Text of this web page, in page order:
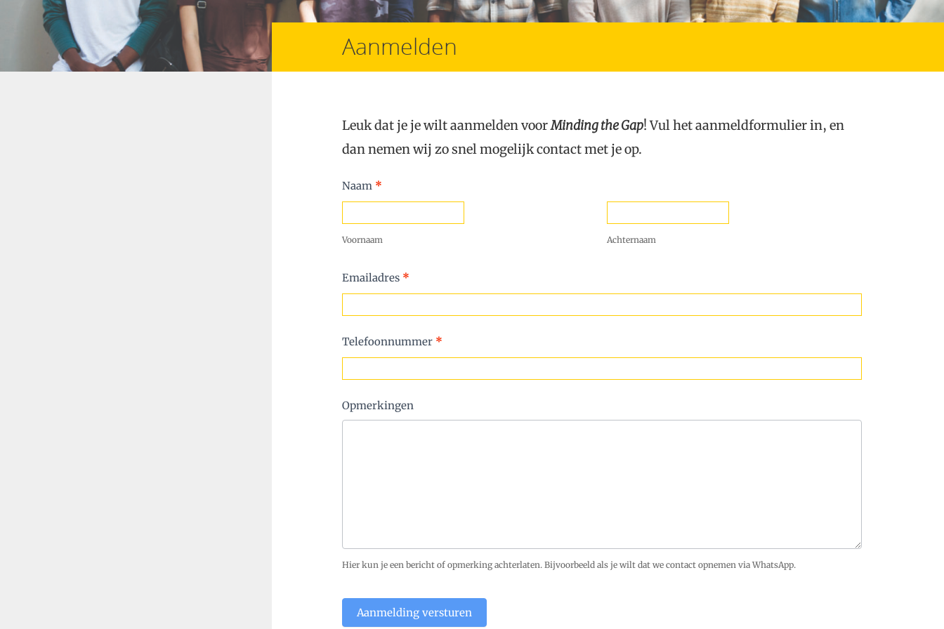
Aanmelden
Leuk dat je je wilt aanmelden voorMinding the Gap! Vul het aanmeldformulier in, en
dan nemen wij zo snel mogelijk contact met je op.
Aanmelden
Naam *
Voornaam Achternaam
Emailadres *
Telefoonnummer *
Opmerkingen
Hier kun je een bericht of opmerking achterlaten. Bijvoorbeeld als je wilt dat we contact opnemen via WhatsApp.
Aanmelding versturen